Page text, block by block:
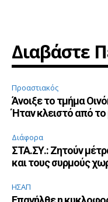
Διαβάστε
Προαστιακός
Άνοιξε το τμήμα
Ήταν κλειστό από
Διάφορα
ΣΤΑ.ΣΥ.: Ζητούν
και τους συρμούς
ΗΣΑΠ